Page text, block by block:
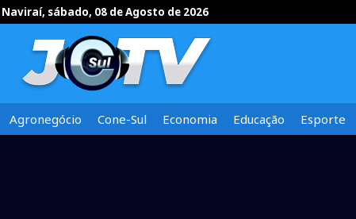
Naviraí, sábado, 08 de Agosto de 2026
Agronegócio Cone-Sul Economia Educação Esporte